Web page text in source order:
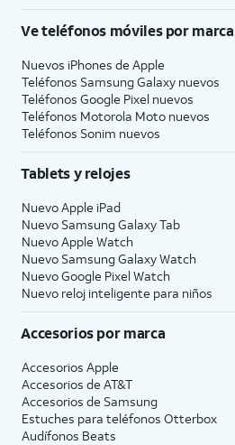
Ve teléfonos móviles por marca
Nuevos iPhones de Apple
Teléfonos Samsung Galaxy nuevos
Teléfonos Google Pixel nuevos
Teléfonos Motorola Moto nuevos
Teléfonos Sonim nuevos
Tablets y relojes
Nuevo Apple iPad
Nuevo Samsung Galaxy Tab
Nuevo Apple Watch
Nuevo Samsung Galaxy Watch
Nuevo Google Pixel Watch
Nuevo reloj inteligente para niños
Accesorios por marca
Accesorios Apple
Accesorios de AT&T
Accesorios de Samsung
Estuches para teléfonos Otterbox
Audífonos Beats